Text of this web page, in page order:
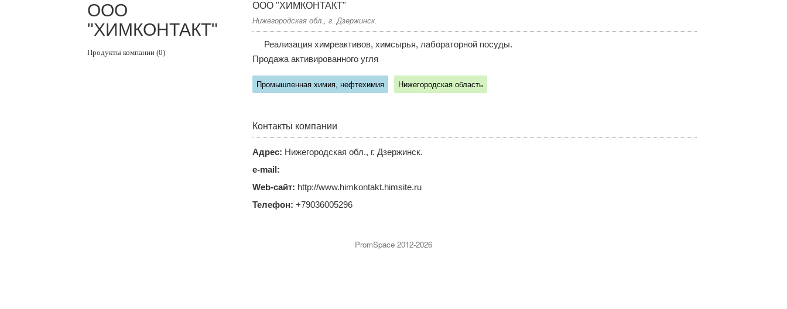
ООО
"ХИМКОНТАКТ"
Продукты компании (0)
ООО "ХИМКОНТАКТ"
Нижегородская обл., г. Дзержинск.
Реализация химреактивов, химсырья, лабораторной посуды.
Продажа активированного угля
Промышленная химия, нефтехимия Нижегородская область
Контакты компании
Адрес: Нижегородская обл., г. Дзержинск.
e-mail:
Web-сайт: http://www.himkontakt.himsite.ru
Телефон: +79036005296
PromSpace 2012-2026